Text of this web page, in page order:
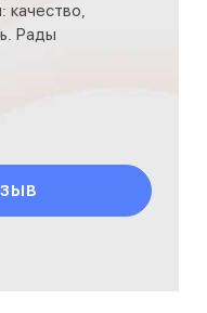
качество,
Рады